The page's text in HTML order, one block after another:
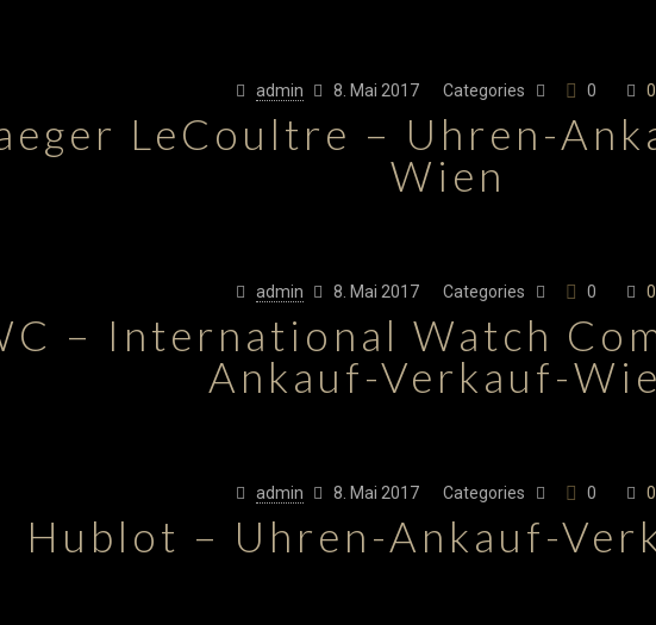
admin 8. Mai 2017 Categories 0 0
LeCoultre – Uhren-
Wien
admin 8. Mai 2017 Categories 0 0
– International Watch
Ankauf-Verkauf-
admin 8. Mai 2017 Categories 0 0
Hublot – Uhren-Ankauf-